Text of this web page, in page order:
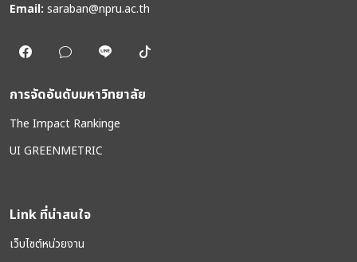
Email: saraban@npru.ac.th
การจัดอันดับมหาวิทยาลัย
The Impact Rankinge
UI GREENMETRIC
Link ที่น่าสนใจ
เว็บไซต์หน่วยงาน